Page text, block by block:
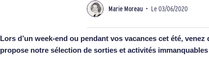
Marie Moreau • Le 03/06/2020
Lors d’un week-end ou pendant vos vacances cet été,
propose notre sélection de sorties et activités